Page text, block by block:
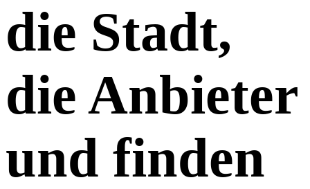
die Stadt,
die Anbieter
und finden